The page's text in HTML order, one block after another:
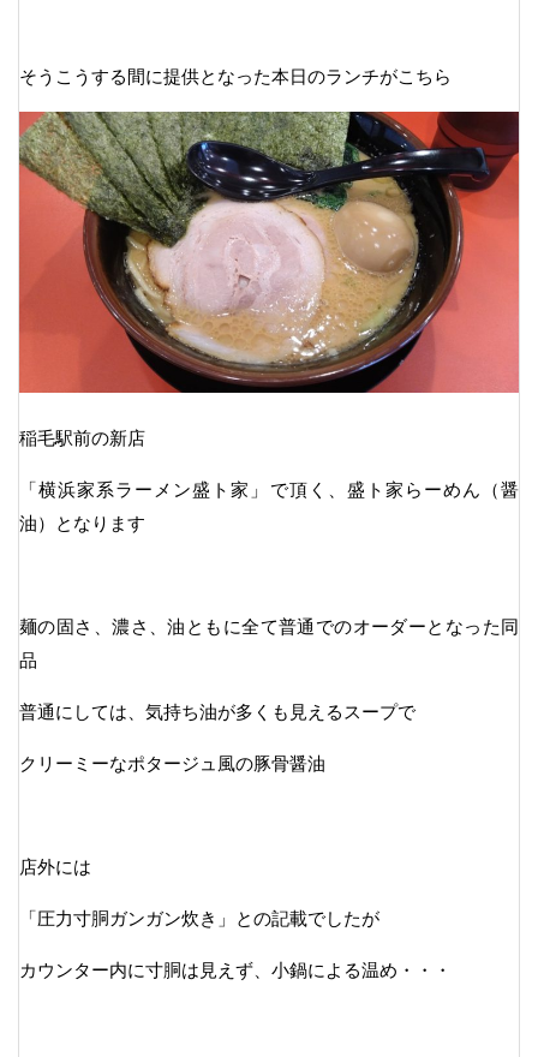
そうこうする間に提供となった本日のランチがこちら
稲毛駅前の新店
「横浜家系ラーメン盛ト家」で頂く、盛ト家らーめん（醤
油）となります
麺の固さ、濃さ、油ともに全て普通でのオーダーとなった同
品
普通にしては、気持ち油が多くも見えるスープで
クリーミーなポタージュ風の豚骨醤油
店外には
「圧力寸胴ガンガン炊き」との記載でしたが
カウンター内に寸胴は見えず、小鍋による温め・・・